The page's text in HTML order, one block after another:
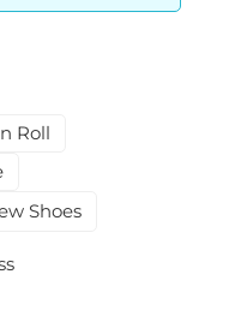
Roll
Shoes